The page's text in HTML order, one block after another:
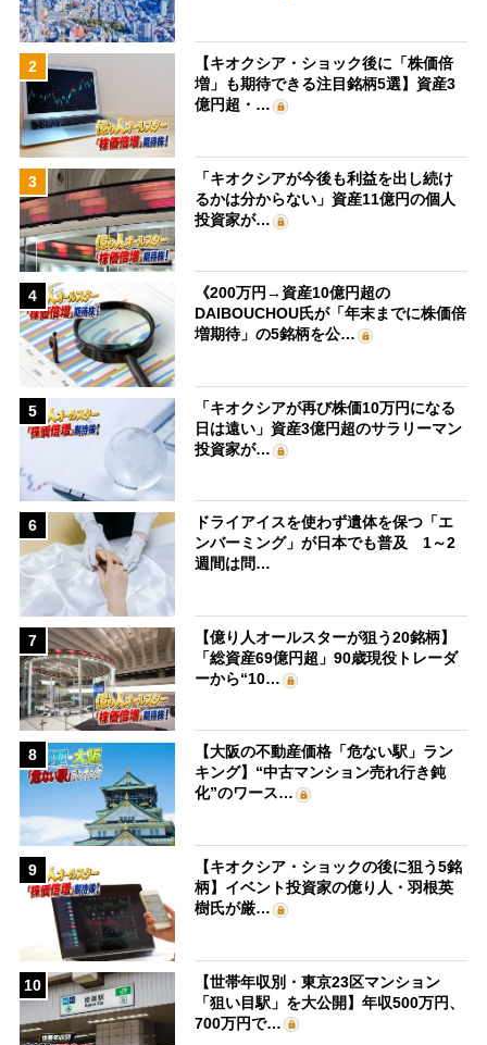
2
【キオクシア・ショック後に「株価倍
増」も期待できる注目銘柄5選】資産3
億円超・…
3
「キオクシアが今後も利益を出し続け
るかは分からない」資産11億円の個人
投資家が…
4
《200万円→資産10億円超の
DAIBOUCHOU氏が「年末までに株価倍
増期待」の5銘柄を公…
5
「キオクシアが再び株価10万円になる
日は遠い」資産3億円超のサラリーマン
投資家が…
6
ドライアイスを使わず遺体を保つ「エ
ンバーミング」が日本でも普及 1～2
週間は問…
7
【億り人オールスターが狙う20銘柄】
「総資産69億円超」90歳現役トレーダ
ーから“10…
8
【大阪の不動産価格「危ない駅」ラン
キング】“中古マンション売れ行き鈍
化”のワース…
9
【キオクシア・ショックの後に狙う5銘
柄】イベント投資家の億り人・羽根英
樹氏が厳…
10
【世帯年収別・東京23区マンション
「狙い目駅」を大公開】年収500万円、
700万円で…